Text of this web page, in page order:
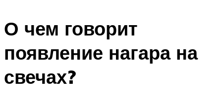
О чем говорит
появление нагара на
свечах?